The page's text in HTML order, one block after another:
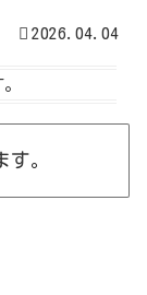
2026.04.04
。